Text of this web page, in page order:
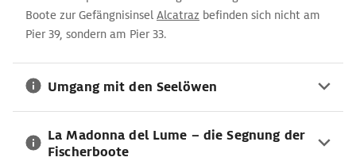
Boote zur Gefängnisinsel Alcatraz befinden sich nicht am
Pier 39, sondern am Pier 33.
Umgang mit den Seelöwen
La Madonna del Lume – die Segnung der
Fischerboote